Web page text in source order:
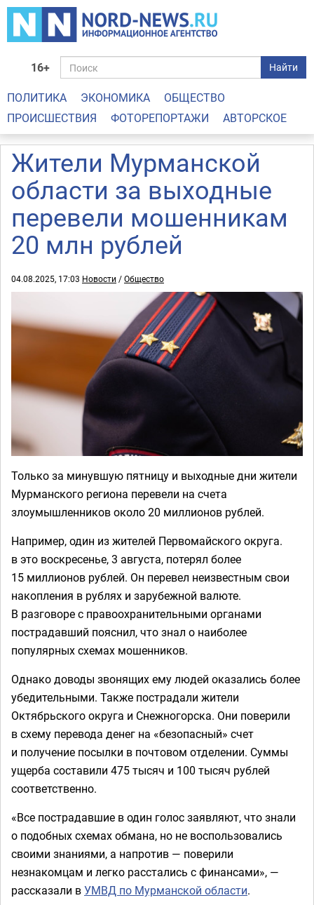
16+ Найти
ПОЛИТИКА ЭКОНОМИКА
ОБЩЕСТВО
ПРОИСШЕСТВИЯ
ФОТОРЕПОРТАЖИ АВТОРСКОЕ
Жители Мурманской
области за выходные
перевели мошенникам
20 млн рублей
04.08.2025, 17:03 Новости /Общество
Только за минувшую пятницу и выходные дни жители
Мурманского региона перевели на счета
злоумышленников около 20 миллионов рублей.
Например, один из жителей Первомайского округа.
в это воскресенье, 3 августа, потерял более
15 миллионов рублей. Он перевел неизвестным свои
накопления в рублях и зарубежной валюте.
В разговоре с правоохранительными органами
пострадавший пояснил, что знал о наиболее
популярных схемах мошенников.
Однако доводы звонящих ему людей оказались более
убедительными. Также пострадали жители
Октябрьского округа и Снежногорска. Они поверили
в схему перевода денег на «безопасный» счет
и получение посылки в почтовом отделении. Суммы
ущерба составили 475 тысяч и 100 тысяч рублей
соответственно.
«Все пострадавшие в один голос заявляют, что знали
о подобных схемах обмана, но не воспользовались
своими знаниями, а напротив — поверили
незнакомцам и легко расстались с финансами», —
рассказали вУМВД по Мурманской области.